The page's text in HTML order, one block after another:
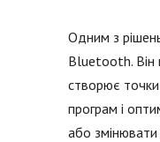
Одним з
Bluetooth. Він
створює
програм і
або змінювати